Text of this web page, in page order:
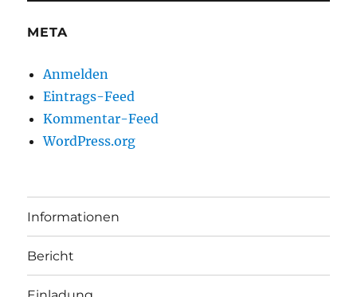
META
Anmelden
Eintrags-Feed
Kommentar-Feed
WordPress.org
Informationen
Bericht